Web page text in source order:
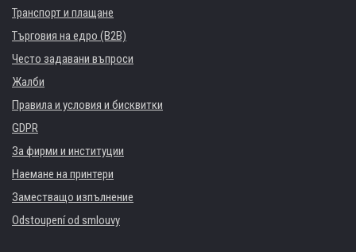
Транспорт и плащане
Търговия на едро (B2B)
Често задавани въпроси
Жалби
Правила и условия и бисквитки
GDPR
За фирми и институции
Наемане на принтери
Заместващо изпълнение
Odstoupení od smlouvy